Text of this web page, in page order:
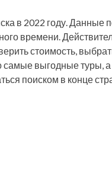
в 2022 году. Данные
времени.
стоимость,
самые выгодные туры,
поиском в конце